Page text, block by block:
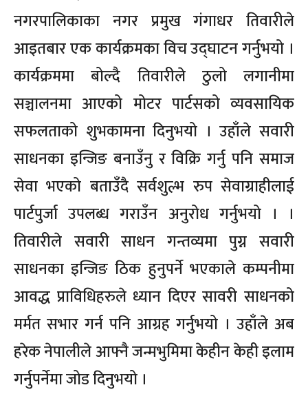
नगरपालिकाका नगर प्रमुख गंगाधर तिवारीले
आइतबार एक कार्यक्रमका विच उद्घाटन गर्नुभयो ।
कार्यक्रममा बोल्दै तिवारीले ठुलो लगानीमा
सञ्चालनमा आएको मोटर पार्टसको व्यवसायिक
सफलताको शुभकामना दिनुभयो । उहाँले सवारी
साधनका इन्जिङ बनाउँनु र विक्रि गर्नु पनि समाज
सेवा भएको बताउँदै सर्वशुल्भ रुप सेवाग्राहीलाई
पार्टपुर्जा उपलब्ध गराउँन अनुरोध गर्नुभयो । ।
तिवारीले सवारी साधन गन्तव्यमा पुग्न सवारी
साधनका इन्जिङ ठिक हुनुपर्ने भएकाले कम्पनीमा
आवद्ध प्राविधिहरुले ध्यान दिएर सावरी साधनको
मर्मत सभार गर्न पनि आग्रह गर्नुभयो । उहाँले अब
हरेक नेपालीले आफ्नै जन्मभुमिमा केहीन केही इलाम
गर्नुपर्नेमा जोड दिनुभयो ।